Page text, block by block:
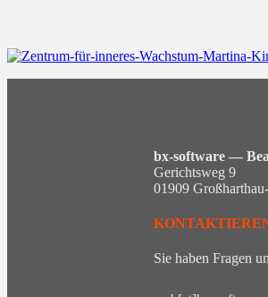
bx-software —
Gerichtsweg 9
01909
Sie haben Fragen